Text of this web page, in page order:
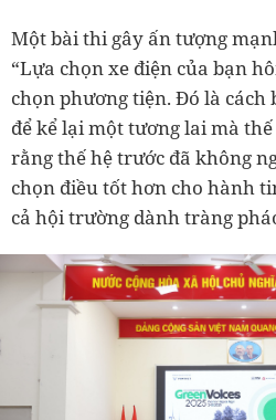
Một bài thi gây ấn tượng
“Lựa chọn xe điện của bạn
chọn phương tiện. Đó là
để kể lại một tương lai mà
rằng thế hệ trước đã không
chọn điều tốt hơn cho hành
cả hội trường dành tràng